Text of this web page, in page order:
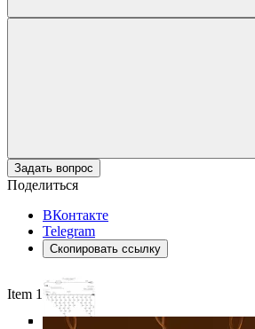
Задать вопрос
Поделиться
ВКонтакте
Telegram
Скопировать ссылку
Item 1 of 6